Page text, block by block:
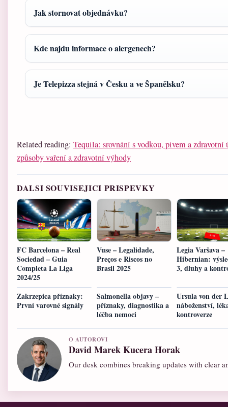
Jak stornovat objednávku?
Kde najdu informace o alergenech?
Je Telepizza stejná v Česku a ve Španělsku?
Related reading: Tequila: srovnání s vodkou, pivem a zdravotní
způsoby vaření a zdravotní výhody
DALSI SOUVISEJICI PRISPEVKY
FC Barcelona – Real
Sociedad – Guia
Completa La Liga
2024/25
Vuse – Legalidade,
Preços e Riscos no
Brasil 2025
Legia Varšava –
Hibernian:
3, dluhy a
Zakrzepica příznaky:
První varovné signály
Salmonella objavy –
příznaky, diagnostika a
léčba nemoci
Ursula von der
náboženství,
kontroverze
O AUTOROVI
David Marek Kucera Horak
Our desk combines breaking updates with clear